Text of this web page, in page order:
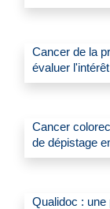
Cancer de la
évaluer
Cancer
de dépistage
Qualidoc : une